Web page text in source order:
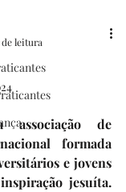
leitura
de
formada
e jovens
jesuíta.